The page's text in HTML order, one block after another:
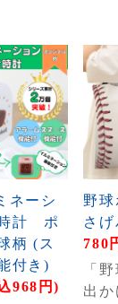
ネーシ
計 ポ
柄 (ス
付き)
968円)
野
さ
780
「
出か